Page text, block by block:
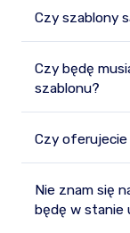
Czy szablony
Czy będę
szablonu?
Czy oferujecie
Nie znam się
będę w stanie